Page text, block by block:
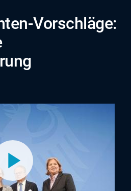
Vorschläge: